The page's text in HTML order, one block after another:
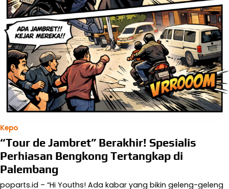
Kepo
“Tour de Jambret” Berakhir! Spesialis
Perhiasan Bengkong Tertangkap di
Palembang
poparts.id – “Hi Youths! Ada kabar yang bikin geleng-geleng